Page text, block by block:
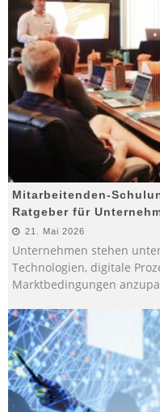
Mitarbeitenden-
Ratgeber für
21. Mai 2026
Unternehmen stehen
Technologien, digitale
Marktbedingungen